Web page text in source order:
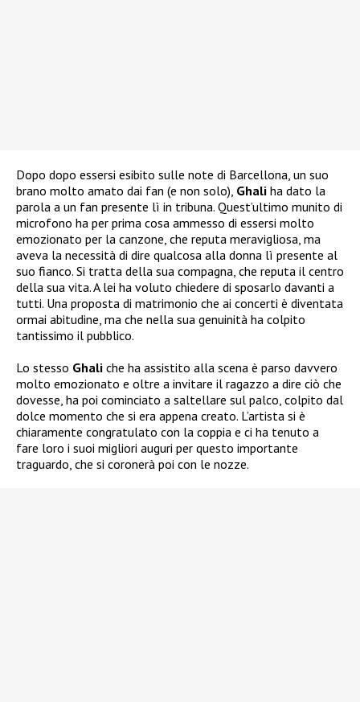
Dopo dopo essersi esibito sulle note di Barcellona, un suo
brano molto amato dai fan (e non solo), Ghali ha dato la
parola a un fan presente lì in tribuna. Quest’ultimo munito di
microfono ha per prima cosa ammesso di essersi molto
emozionato per la canzone, che reputa meravigliosa, ma
aveva la necessità di dire qualcosa alla donna lì presente al
suo fianco. Si tratta della sua compagna, che reputa il centro
della sua vita. A lei ha voluto chiedere di sposarlo davanti a
tutti. Una proposta di matrimonio che ai concerti è diventata
ormai abitudine, ma che nella sua genuinità ha colpito
tantissimo il pubblico.
Lo stesso Ghali che ha assistito alla scena è parso davvero
molto emozionato e oltre a invitare il ragazzo a dire ciò che
dovesse, ha poi cominciato a saltellare sul palco, colpito dal
dolce momento che si era appena creato. L’artista si è
chiaramente congratulato con la coppia e ci ha tenuto a
fare loro i suoi migliori auguri per questo importante
traguardo, che si coronerà poi con le nozze.